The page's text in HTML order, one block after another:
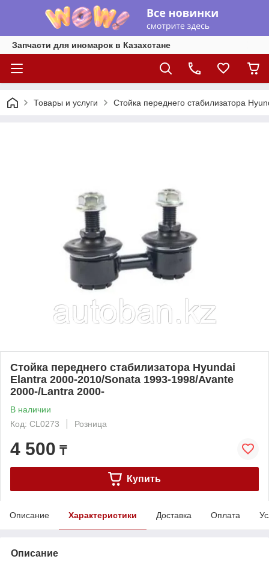
Запчасти для иномарок в Казахстане
Товары и услуги Стойка переднего стабилизатора
Стойка переднего стабилизатора Hyundai
Elantra 2000-2010/Sonata 1993-1998/Avante
2000-/Lantra 2000-
В наличии
Код: CL0273
Розница
4 500 ₸
Купить
Описание Характеристики Доставка Оплата
Описание